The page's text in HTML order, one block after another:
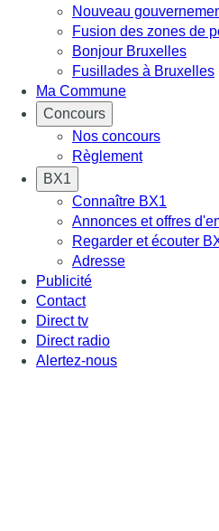
Nouveau
Fusion des zones de
Bonjour Bruxelles
Fusillades à Bruxelles
Ma Commune
Concours
Nos concours
Règlement
BX1
Connaître BX1
Annonces et offres
Regarder et écouter
Adresse
Publicité
Contact
Direct tv
Direct radio
Alertez-nous